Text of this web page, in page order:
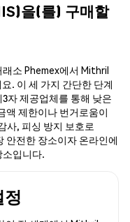
을(를) 구매할
소 Phemex에서 Mithril
. 이 세 가지 간단한 단계
자 제공업체를 통해 낮은
액 제한이나 번거로움이
사, 피싱 방지 보호로
안전한 장소이자 온라인에
입니다.
정